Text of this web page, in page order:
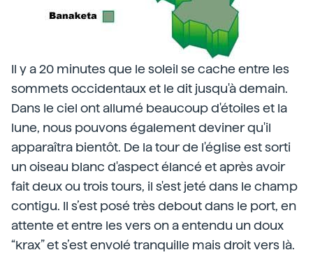
Il y a 20 minutes que le soleil se cache entre les
sommets occidentaux et le dit jusqu'à demain.
Dans le ciel ont allumé beaucoup d'étoiles et la
lune, nous pouvons également deviner qu'il
apparaîtra bientôt. De la tour de l'église est sorti
un oiseau blanc d'aspect élancé et après avoir
fait deux ou trois tours, il s'est jeté dans le champ
contigu. Il s’est posé très debout dans le port, en
attente et entre les vers on a entendu un doux
“krax” et s’est envolé tranquille mais droit vers là.